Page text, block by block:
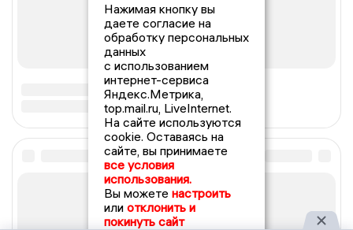
Нажимая кнопку вы
даете согласие на
обработку персональных
данных
с использованием
интернет-сервиса
Яндекс.Метрика,
top.mail.ru, LiveInternet.
На сайте используются
cookie. Оставаясь на
сайте, вы принимаете
все условия
использования.
Вы можете настроить
или отклонить и
покинуть сайт